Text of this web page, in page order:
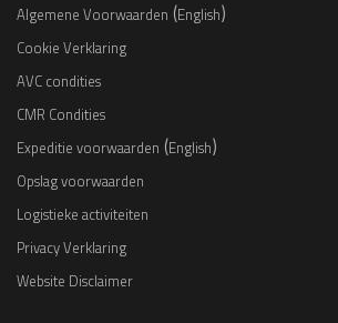
Algemene Voorwaarden (English)
Cookie Verklaring
AVC condities
CMR Condities
Expeditie voorwaarden (English)
Opslag voorwaarden
Logistieke activiteiten
Privacy Verklaring
Website Disclaimer